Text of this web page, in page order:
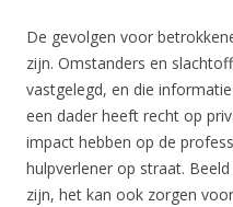
De gevolgen voor
zijn. Omstanders en
vastgelegd, en die
een dader heeft recht op
impact hebben op de
hulpverlener op straat.
zijn, het kan ook zorgen